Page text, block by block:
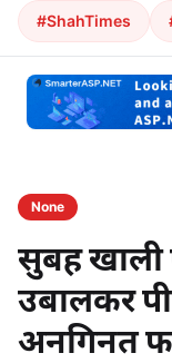
#ShahTimes
None
सुबह खाली
उबालकर
अनगिनत